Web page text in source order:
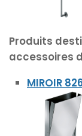
Produits
accessoires
MIROIR